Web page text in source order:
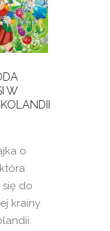
W
o
się do
krainy